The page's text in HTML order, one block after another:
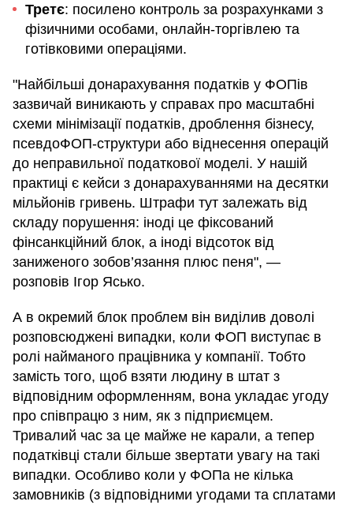
Третє: посилено контроль за розрахунками з
фізичними особами, онлайн-торгівлею та
готівковими операціями.
"Найбільші донарахування податків у ФОПів
зазвичай виникають у справах про масштабні
схеми мінімізації податків, дроблення бізнесу,
псевдоФОП-структури або віднесення операцій
до неправильної податкової моделі. У нашій
практиці є кейси з донарахуваннями на десятки
мільйонів гривень. Штрафи тут залежать від
складу порушення: іноді це фіксований
фінсанкційний блок, а іноді відсоток від
заниженого зобов’язання плюс пеня", —
розповів Ігор Ясько.
А в окремий блок проблем він виділив доволі
розповсюджені випадки, коли ФОП виступає в
ролі найманого працівника у компанії. Тобто
замість того, щоб взяти людину в штат з
відповідним оформленням, вона укладає угоду
про співпрацю з ним, як з підприємцем.
Тривалий час за це майже не карали, а тепер
податківці стали більше звертати увагу на такі
випадки. Особливо коли у ФОПа не кілька
замовників (з відповідними угодами та сплатами